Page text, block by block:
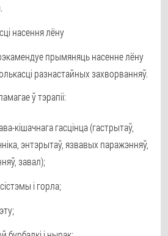
насення лёну
прымяняць насенне лёну
разнастайных захворванняў.
ў тэрапіі:
кішачнага гасцінца (гастрытаў,
энтэрытаў, язвавых паражэнняў,
завал);
і горла;